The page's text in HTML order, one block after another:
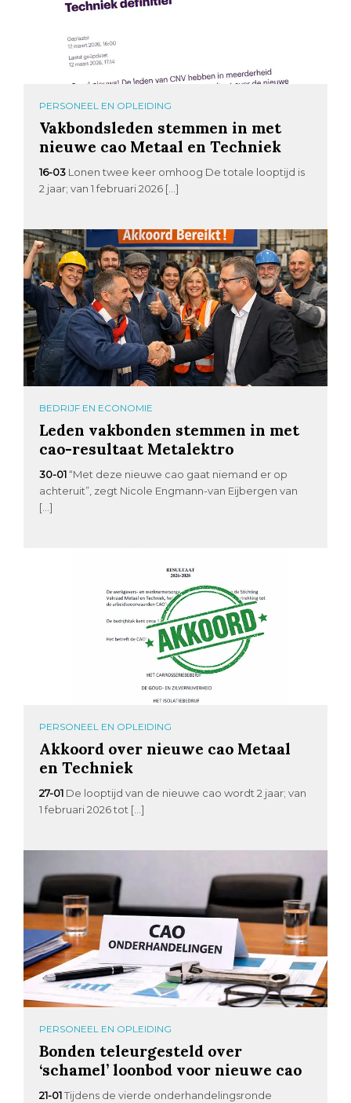
PERSONEEL EN OPLEIDING
Vakbondsleden stemmen in met
nieuwe cao Metaal en Techniek
16-03 Lonen twee keer omhoog De totale looptijd is
2 jaar; van 1 februari 2026 […]
BEDRIJF EN ECONOMIE
Leden vakbonden stemmen in met
cao-resultaat Metalektro
30-01 “Met deze nieuwe cao gaat niemand er op
achteruit”, zegt Nicole Engmann-van Eijbergen van
[…]
PERSONEEL EN OPLEIDING
Akkoord over nieuwe cao Metaal
en Techniek
27-01 De looptijd van de nieuwe cao wordt 2 jaar; van
1 februari 2026 tot […]
PERSONEEL EN OPLEIDING
Bonden teleurgesteld over
‘schamel’ loonbod voor nieuwe cao
21-01 Tijdens de vierde onderhandelingsronde